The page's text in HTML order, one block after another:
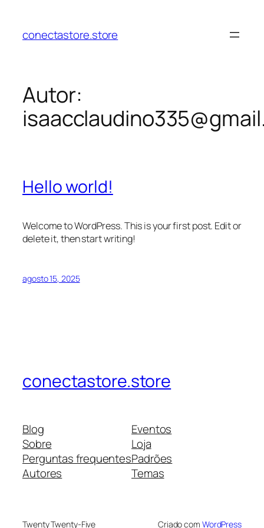
conectastore.store
Autor:
Hello world!
Welcome to WordPress. This is your first post. Edit or
delete it, then start writing!
agosto 15, 2025
conectastore.store
Blog
Sobre
Perguntas frequentes
Autores
Eventos
Loja
Padrões
Temas
Twenty Twenty-Five Criado com WordPress